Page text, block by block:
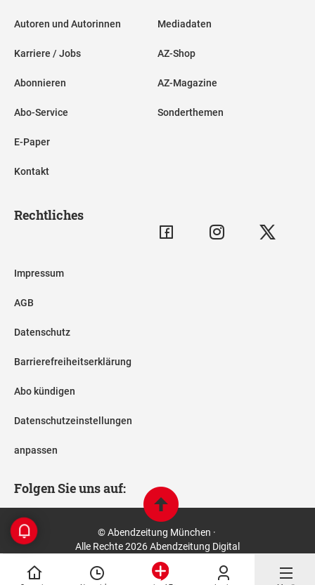
Autoren und Autorinnen
Karriere / Jobs
Abonnieren
Abo-Service
E-Paper
Kontakt
Mediadaten
AZ-Shop
AZ-Magazine
Sonderthemen
Rechtliches
Impressum
AGB
Datenschutz
Barrierefreiheitserklärung
Abo kündigen
Datenschutzeinstellungen
anpassen
Folgen Sie uns auf:
© Abendzeitung München ·
Alle Rechte 2026 Abendzeitung Digital